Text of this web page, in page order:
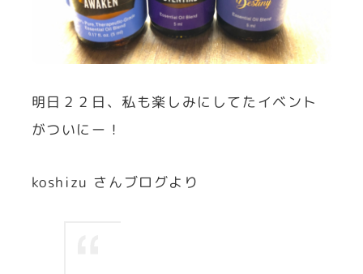
明日２２日、私も楽しみにしてたイベント
がついにー！
koshizu さんブログより